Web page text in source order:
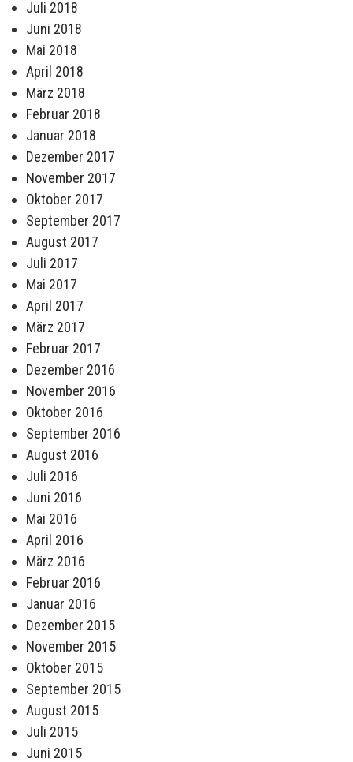
Juli 2018
Juni 2018
Mai 2018
April 2018
März 2018
Februar 2018
Januar 2018
Dezember 2017
November 2017
Oktober 2017
September 2017
August 2017
Juli 2017
Mai 2017
April 2017
März 2017
Februar 2017
Dezember 2016
November 2016
Oktober 2016
September 2016
August 2016
Juli 2016
Juni 2016
Mai 2016
April 2016
März 2016
Februar 2016
Januar 2016
Dezember 2015
November 2015
Oktober 2015
September 2015
August 2015
Juli 2015
Juni 2015